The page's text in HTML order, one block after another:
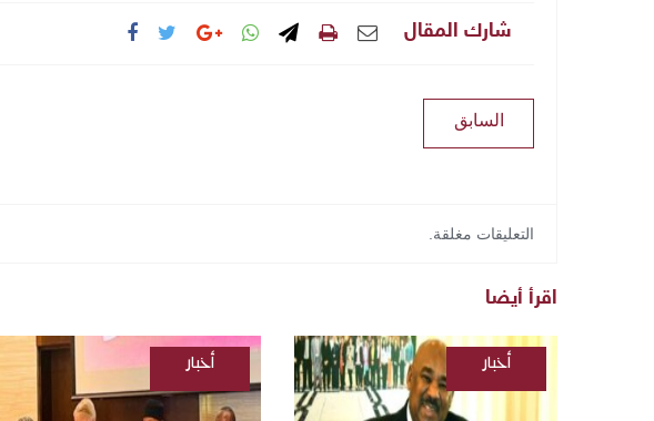
شارك المقال
السابق
التعليقات مغلقة.
اقرأ أيضا
أخبار
أخبار
/